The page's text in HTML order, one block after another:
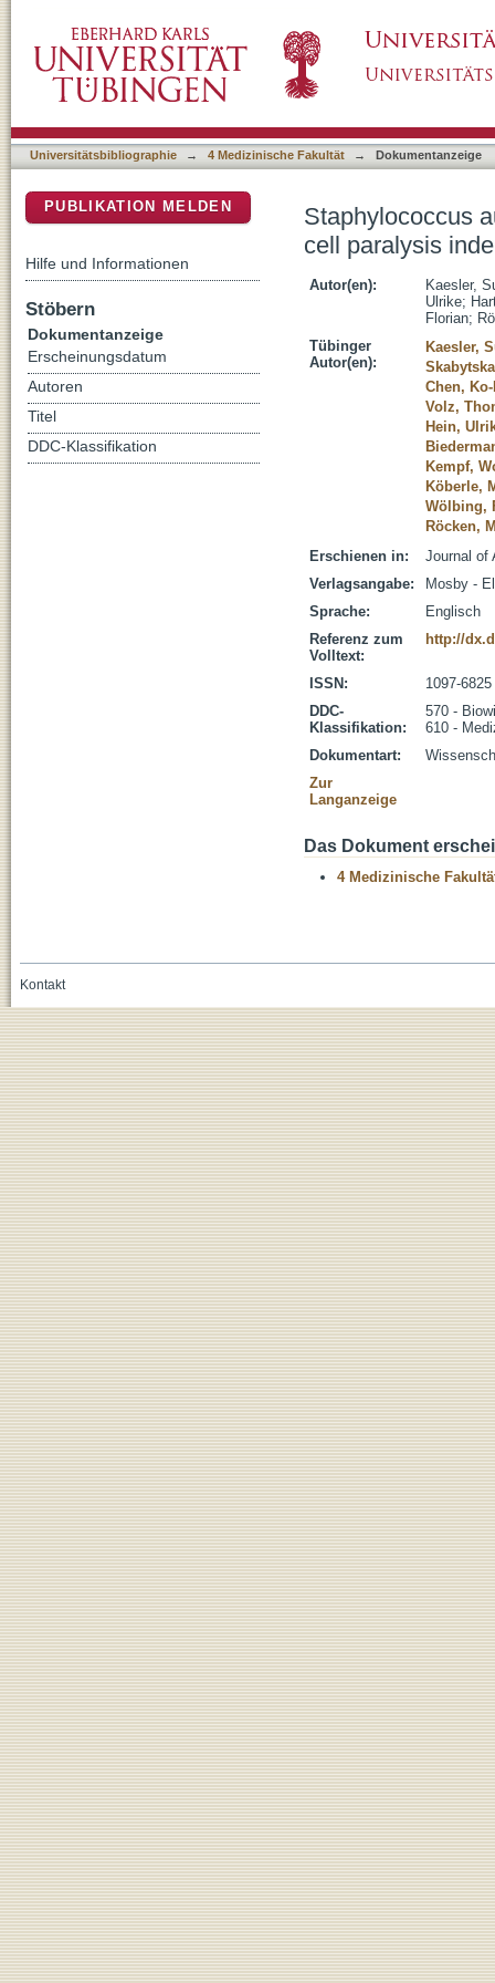
Toll-like receptor 2
Universitätsbibliographie → 4 Medizinische Fakultät → Dokumentanzeige
Staphylococcus
cell paralysis
Autor(en):
Kaesler,
Ulrike;
Florian;
Tübinger
Autor(en):
Kaesler,
Chen,
Volz,
Hein,
Kempf,
Köberle,
Wölbing,
Röcken,
Erschienen in:
Journal of
Verlagsangabe:
Mosby -
Sprache:
Englisch
Referenz zum
Volltext:
http://
ISSN:
1097-6825
DDC-
Klassifikation:
570 -
610 -
Dokumentart:
Zur
Langanzeige
Das Dokument
4 Medizinische
PUBLIKATION MELDEN
Hilfe und Informationen
Stöbern
Dokumentanzeige
Erscheinungsdatum
Autoren
Titel
DDC-Klassifikation
Kontakt